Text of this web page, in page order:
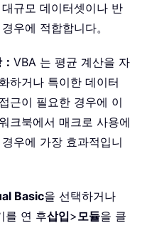
규모 데이터셋이나 반
우에 적합합니다。
VBA 는 평균 계산을 자
하거나 특이한 데이터
근이 필요한 경우에 이
크북에서 매크로 사용에
우에 가장 효과적입니
Basic을 선택하거나
를 연 후삽입>모듈을 클